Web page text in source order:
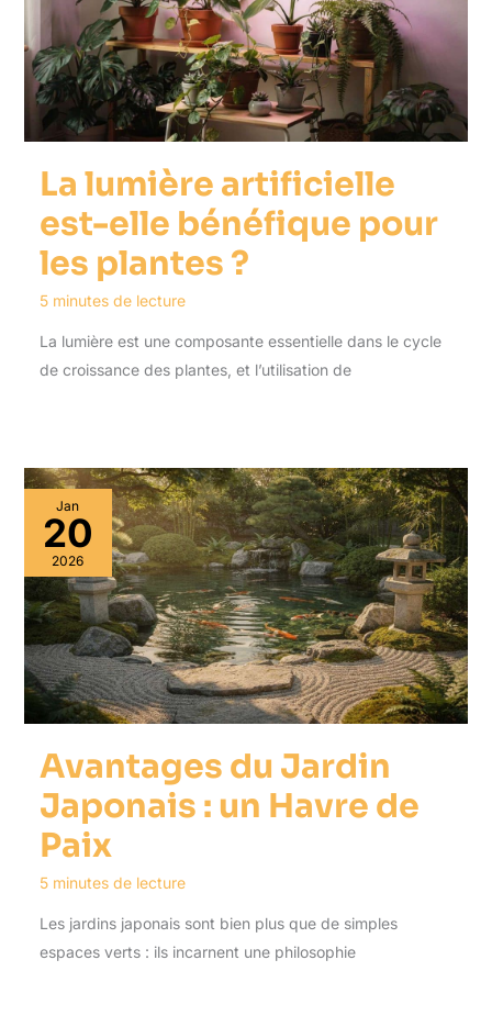
La lumière artificielle
est-elle bénéfique pour
les plantes ?
5 minutes de lecture
La lumière est une composante essentielle dans le cycle
de croissance des plantes, et l’utilisation de
Jan
20
2026
Avantages du Jardin
Japonais : un Havre de
Paix
5 minutes de lecture
Les jardins japonais sont bien plus que de simples
espaces verts : ils incarnent une philosophie